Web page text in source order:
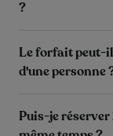
?
Le forfait peut-
d'une personne
Puis-je